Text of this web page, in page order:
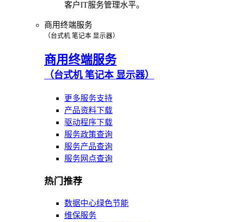
客户IT服务管理水平。
商用终端服务
（台式机 笔记本 显示器）
商用终端服务
（台式机 笔记本 显示器）
更多服务支持
产品资料下载
驱动程序下载
服务政策查询
服务产品查询
服务网点查询
热门推荐
数据中心绿色节能
维保服务